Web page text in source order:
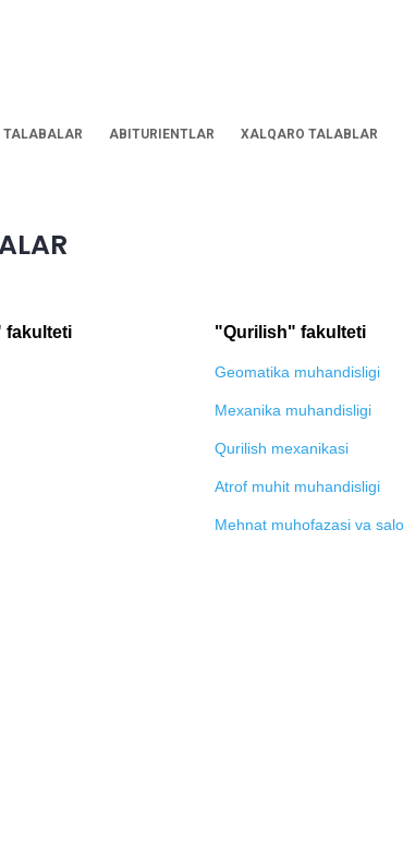
TALABALAR ABITURIENTLAR XALQARO TALABLAR
fakulteti "Qurilish" fakulteti
Geomatika muhandisligi
Mexanika muhandisligi
Qurilish mexanikasi
Atrof muhit muhandisligi
Mehnat muhofazasi va